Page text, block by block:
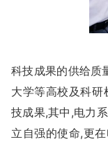
科技成果的供给质
大学等高校及科研
技成果,其中,电力
立自强的使命,更